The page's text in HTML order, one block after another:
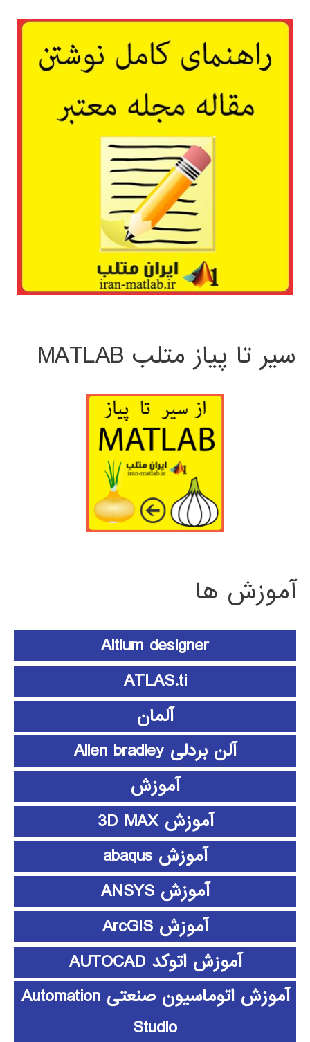
سیر تا پیاز متلب MATLAB
آموزش ها
Altium designer
ATLAS.ti
آلمان
آلن بردلی Allen bradley
آموزش
آموزش 3D MAX
آموزش abaqus
آموزش ANSYS
آموزش ArcGIS
آموزش اتوکد AUTOCAD
آموزش اتوماسیون صنعتی Automation
Studio